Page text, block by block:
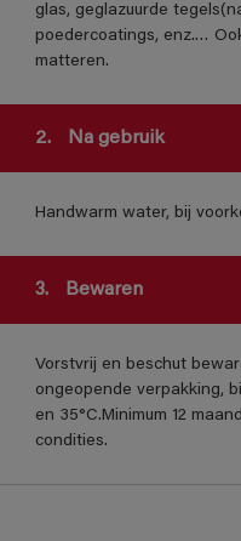
glas, geglazuurde
poedercoatings, enz.…
matteren.
2. Na gebruik
Handwarm water, bij
3. Bewaren
Vorstvrij en beschut
ongeopende verpakking,
en 35°C.Minimum 12
condities.